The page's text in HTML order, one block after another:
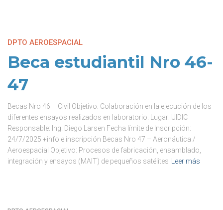
DPTO AEROESPACIAL
Beca estudiantil Nro 46-
47
Becas Nro 46 – Civil Objetivo: Colaboración en la ejecución de los
diferentes ensayos realizados en laboratorio. Lugar: UIDIC
Responsable: Ing. Diego Larsen Fecha límite de Inscripción:
24/7/2025 +info e inscripción Becas Nro 47 – Aeronáutica /
Aeroespacial Objetivo: Procesos de fabricación, ensamblado,
integración y ensayos (MAIT) de pequeños satélites
Leer más